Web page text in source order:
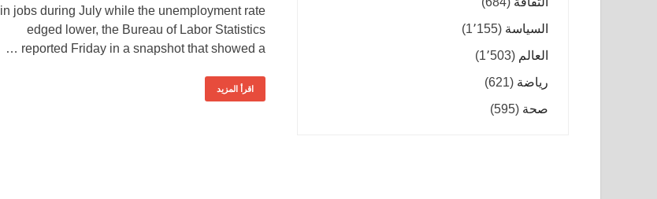
in jobs during July while the unemployment rate
edged lower, the Bureau of Labor Statistics
reported Friday in a snapshot that showed a …
اقرأ المزيد
السياسة (1٬155)
العالم (1٬503)
رياضة (621)
صحة (595)